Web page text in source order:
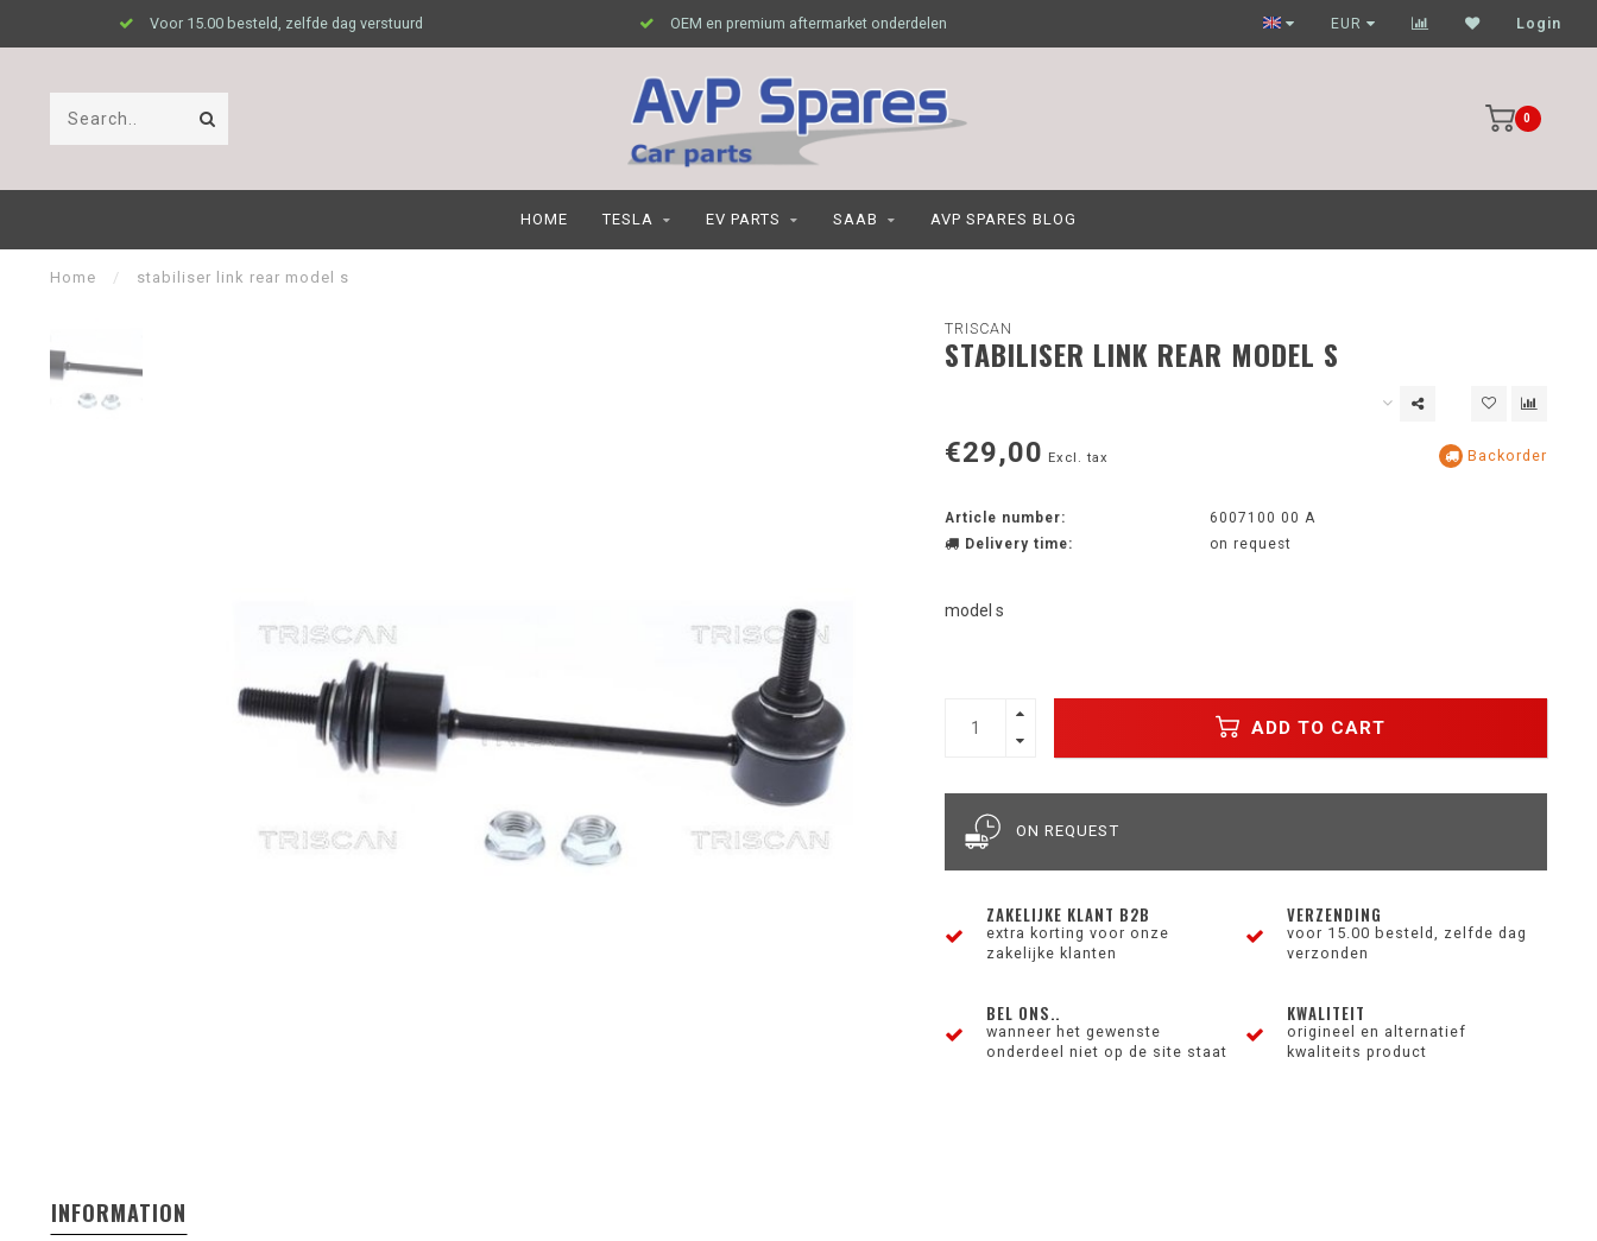
Voor 15.00 besteld, zelfde dag verstuurd OEM en premium aftermarket onderdelen Garagehouders nog scherpere prijzen
EUR Login
0
HOME TESLA EV PARTS SAAB AVP SPARES BLOG
Home / stabiliser link rear model s
TRISCAN
STABILISER LINK REAR MODEL S
€29,00 Excl. tax Backorder
Article number:
6007100 00 A
Delivery time:
on request
model s
ADD TO CART
ON REQUEST
ZAKELIJKE KLANT B2B
extra korting voor onze
zakelijke klanten
VERZENDING
voor 15.00 besteld, zelfde dag
verzonden
BEL ONS..
wanneer het gewenste
onderdeel niet op de site staat
KWALITEIT
origineel en alternatief
kwaliteits product
INFORMATION